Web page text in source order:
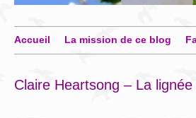
Accueil La mission de ce blog
Claire Heartsong – La